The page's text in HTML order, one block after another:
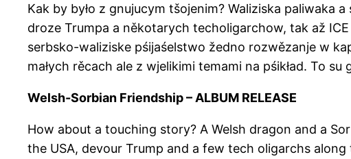
Kak by było z gnujucym tšojenim? Waliziska paliwaka
droze Trumpa a někotarych techoligarchow, tak až
serbsko-waliziske pśijaśelstwo žedno rozwězanje w
małych rěcach ale z wjelikimi temami na pśikład. To
Welsh-Sorbian Friendship – ALBUM RELEASE
How about a touching story? A Welsh dragon and a
the USA, devour Trump and a few tech oligarchs